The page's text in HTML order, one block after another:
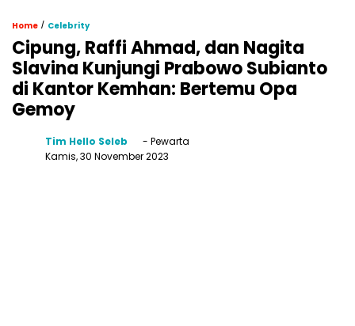
Home / Celebrity
Cipung, Raffi Ahmad, dan Nagita
Slavina Kunjungi Prabowo Subianto
di Kantor Kemhan: Bertemu Opa
Gemoy
Tim Hello Seleb
- Pewarta
Kamis, 30 November 2023